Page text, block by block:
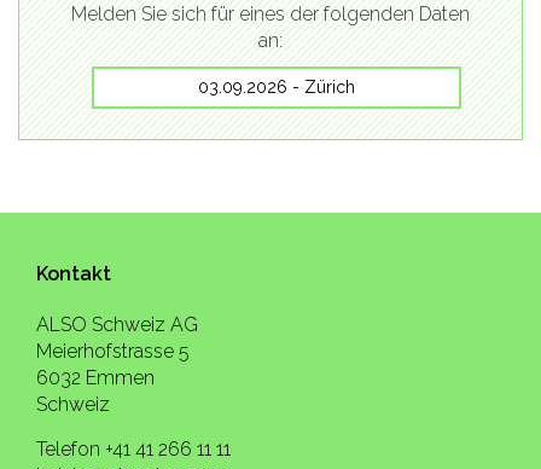
Melden Sie sich für eines der folgenden Daten
an:
03.09.2026 - Zürich
Kontakt
ALSO Schweiz AG
Meierhofstrasse 5
6032 Emmen
Schweiz
Telefon +41 41 266 11 11